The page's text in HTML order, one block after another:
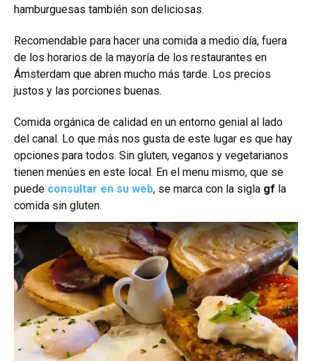
hamburguesas también son deliciosas.
Recomendable para hacer una comida a medio día, fuera
de los horarios de la mayoría de los restaurantes en
Ámsterdam que abren mucho más tarde. Los precios
justos y las porciones buenas.
Comida orgánica de calidad en un entorno genial al lado
del canal. Lo que más nos gusta de este lugar es que hay
opciones para todos. Sin gluten, veganos y vegetarianos
tienen menúes en este local. En el menu mismo, que se
puede consultar en su web, se marca con la sigla gf la
comida sin gluten.